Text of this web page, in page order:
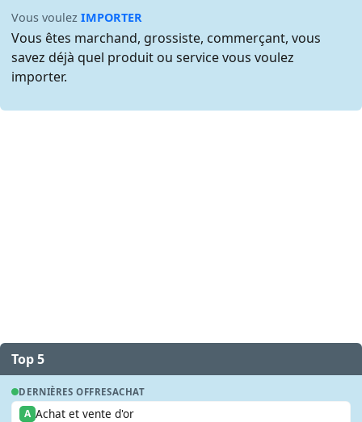
Vous voulezIMPORTER
Vous êtes marchand, grossiste, commerçant, vous
savez déjà quel produit ou service vous voulez
importer.
Top 5
DERNIÈRES OFFRESACHAT
A Achat et vente d'or